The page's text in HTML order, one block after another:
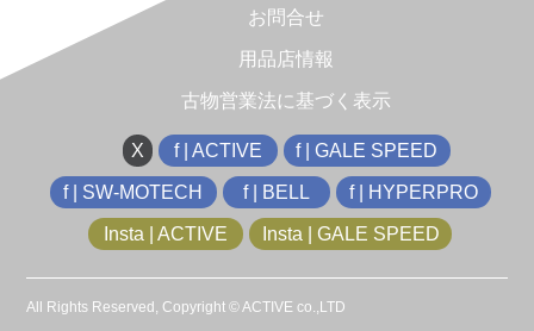
お問合せ
用品店情報
古物営業法に基づく表示
X f | ACTIVE f | GALE SPEED
f | SW-MOTECH f | BELL f | HYPERPRO
Insta | ACTIVE Insta | GALE SPEED
All Rights Reserved, Copyright © ACTIVE co.,LTD